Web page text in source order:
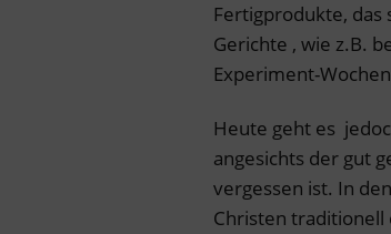
Fertigprodukte, das
Gerichte , wie z.B.
Experiment-
Heute geht es
angesichts der gut
vergessen ist. In
Christen traditionell